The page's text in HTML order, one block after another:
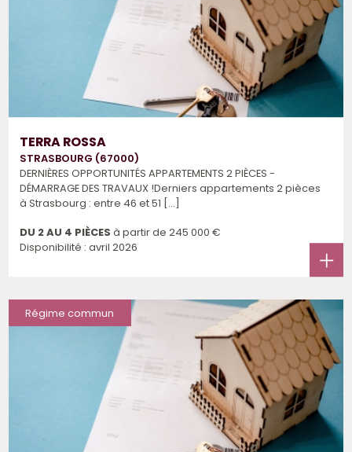
TERRA ROSSA
STRASBOURG (67000)
DERNIÈRES OPPORTUNITÉS APPARTEMENTS 2 PIÈCES -
DÉMARRAGE DES TRAVAUX !Derniers appartements 2 pièces
à Strasbourg : entre 46 et 51 [...]
DU 2 AU 4 PIÈCES à partir de 245 000 €
Disponibilité : avril 2026
Régime commun